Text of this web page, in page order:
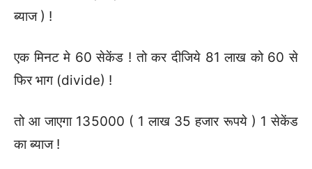
ब्याज ) !
एक मिनट मे 60 सेकेंड ! तो कर दीजिये 81 लाख को 60 से
फिर भाग (divide) !
तो आ जाएगा 135000 ( 1 लाख 35 हजार रूपये ) 1 सेकेंड
का ब्याज !